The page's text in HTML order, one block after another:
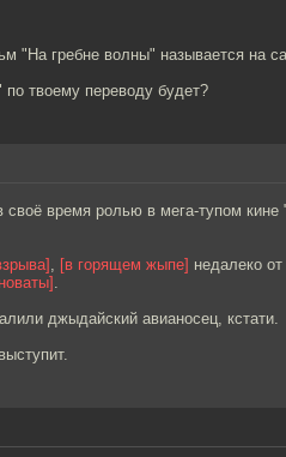
"На гребне волны" называется на
твоему переводу будет?
время ролью в мега-тупом
, [в горящем жыпе] недалеко
.
джыдайский авианосец, кстати.